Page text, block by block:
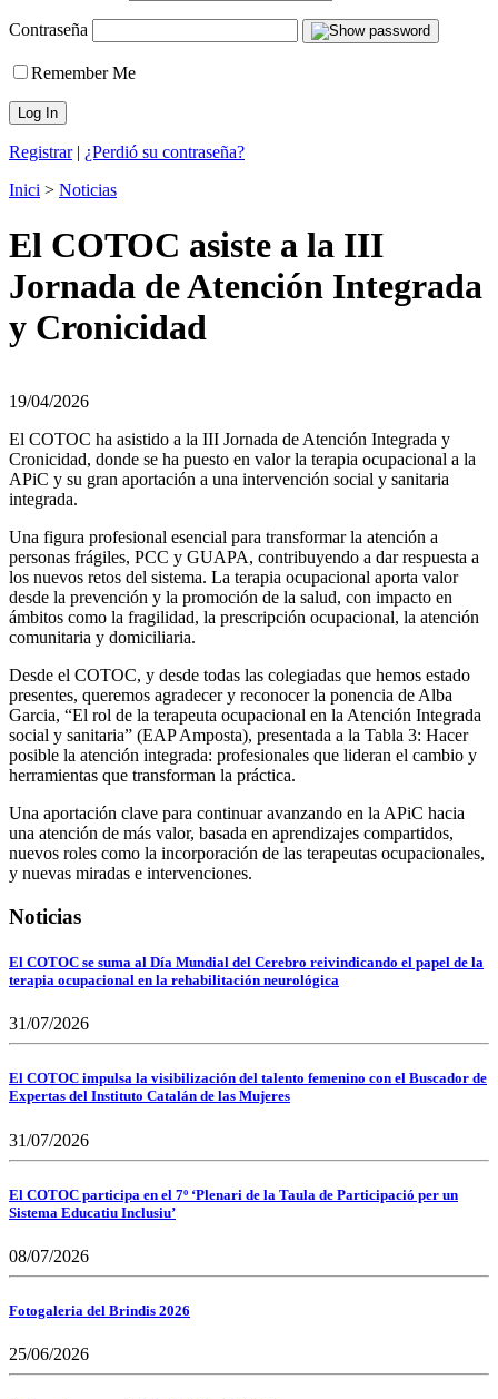
Contraseña
Remember Me
Registrar| ¿Perdió su contraseña?
Inici > Noticias
El COTOC asiste a la III
Jornada de Atención Integrada
y Cronicidad
19/04/2026
El COTOC ha asistido a la III Jornada de Atención Integrada y
Cronicidad, donde se ha puesto en valor la terapia ocupacional a la
APiC y su gran aportación a una intervención social y sanitaria
integrada.
Una figura profesional esencial para transformar la atención a
personas frágiles, PCC y GUAPA, contribuyendo a dar respuesta a
los nuevos retos del sistema. La terapia ocupacional aporta valor
desde la prevención y la promoción de la salud, con impacto en
ámbitos como la fragilidad, la prescripción ocupacional, la atención
comunitaria y domiciliaria.
Desde el COTOC, y desde todas las colegiadas que hemos estado
presentes, queremos agradecer y reconocer la ponencia de Alba
Garcia, “El rol de la terapeuta ocupacional en la Atención Integrada
social y sanitaria” (EAP Amposta), presentada a la Tabla 3: Hacer
posible la atención integrada: profesionales que lideran el cambio y
herramientas que transforman la práctica.
Una aportación clave para continuar avanzando en la APiC hacia
una atención de más valor, basada en aprendizajes compartidos,
nuevos roles como la incorporación de las terapeutas ocupacionales,
y nuevas miradas e intervenciones.
Noticias
El COTOC se suma al Día Mundial del Cerebro reivindicando el papel de la
terapia ocupacional en la rehabilitación neurológica
31/07/2026
El COTOC impulsa la visibilización del talento femenino con el Buscador de
Expertas del Instituto Catalán de las Mujeres
31/07/2026
El COTOC participa en el 7º ‘Plenari de la Taula de Participació per un
Sistema Educatiu Inclusiu’
08/07/2026
Fotogaleria del Brindis 2026
25/06/2026